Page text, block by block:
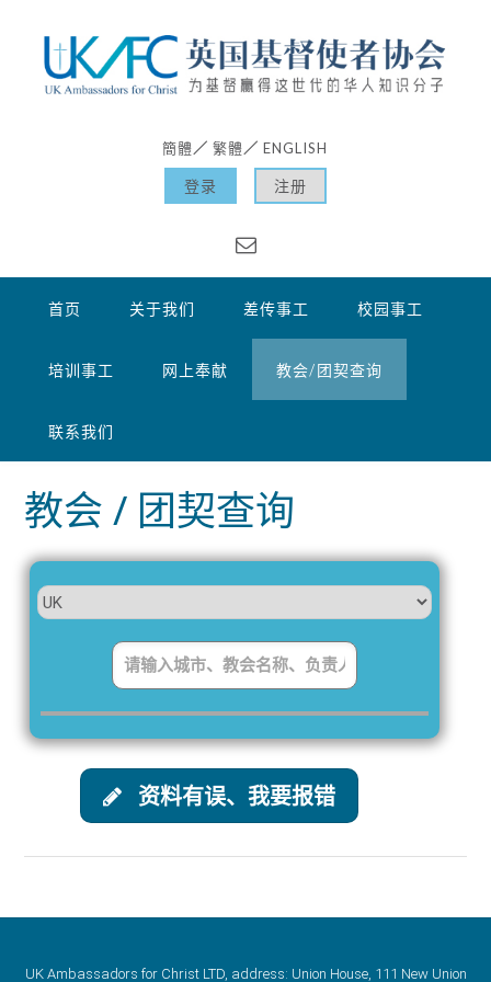
簡體／ 繁體／ ENGLISH
登录 注册
首页 关于我们 差传事工 校园事工
培训事工 网上奉献 教会/团契查询
联系我们
教会 / 团契查询
资料有误、我要报错
UK Ambassadors for Christ LTD, address: Union House, 111 New Union